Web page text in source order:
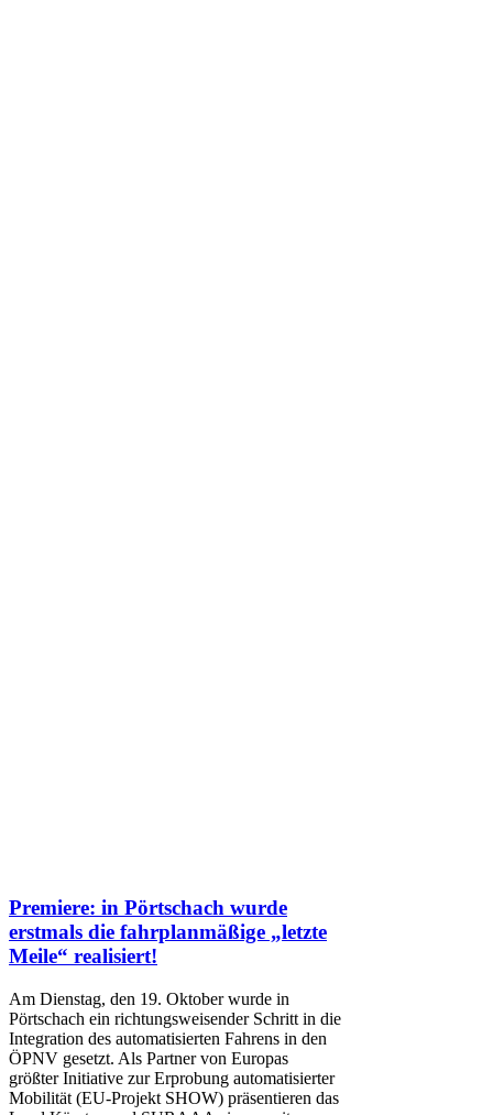
Premiere: in Pörtschach wurde
erstmals die fahrplanmäßige „letzte
Meile“ realisiert!
Am Dienstag, den 19. Oktober wurde in
Pörtschach ein richtungsweisender Schritt in die
Integration des automatisierten Fahrens in den
ÖPNV gesetzt. Als Partner von Europas
größter Initiative zur Erprobung automatisierter
Mobilität (EU-Projekt SHOW) präsentieren das